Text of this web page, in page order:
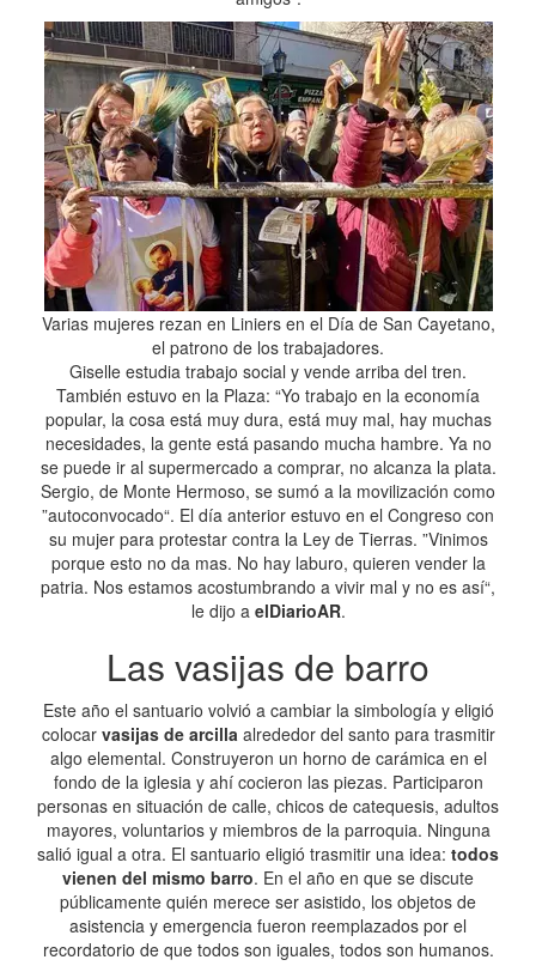
Varias mujeres rezan en Liniers en el Día de San Cayetano,
el patrono de los trabajadores.
Giselle estudia trabajo social y vende arriba del tren.
También estuvo en la Plaza: “Yo trabajo en la economía
popular, la cosa está muy dura, está muy mal, hay muchas
necesidades, la gente está pasando mucha hambre. Ya no
se puede ir al supermercado a comprar, no alcanza la plata.
Sergio, de Monte Hermoso, se sumó a la movilización como
”autoconvocado“. El día anterior estuvo en el Congreso con
su mujer para protestar contra la Ley de Tierras. ”Vinimos
porque esto no da mas. No hay laburo, quieren vender la
patria. Nos estamos acostumbrando a vivir mal y no es así“,
le dijo a elDiarioAR.
Las vasijas de barro
Este año el santuario volvió a cambiar la simbología y eligió
colocar vasijas de arcillaalrededor del santo para trasmitir
algo elemental. Construyeron un horno de carámica en el
fondo de la iglesia y ahí cocieron las piezas. Participaron
personas en situación de calle, chicos de catequesis, adultos
mayores, voluntarios y miembros de la parroquia. Ninguna
salió igual a otra. El santuario eligió trasmitir una idea: todos
vienen del mismo barro. En el año en que se discute
públicamente quién merece ser asistido, los objetos de
asistencia y emergencia fueron reemplazados por el
recordatorio de que todos son iguales, todos son humanos.